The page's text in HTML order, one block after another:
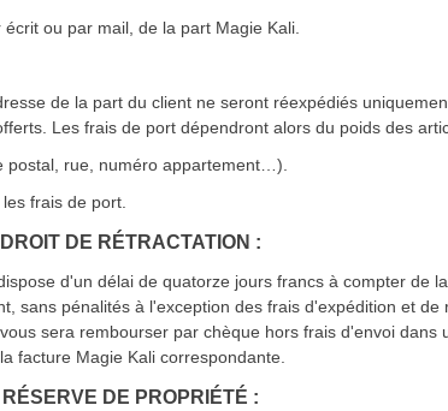
ou par mail, de la part Magie Kali.
de la part du client ne seront réexpédiés
Les frais de port dépendront alors du poids des
postal, rue, numéro appartement…).
frais de port.
DROIT DE RÉTRACTATION :
d'un délai de quatorze jours francs à compter de
sans pénalités à l'exception des frais d'expédition et
sera rembourser par chèque hors frais d'envoi dans
facture Magie Kali correspondante.
RÉSERVE DE PROPRIÉTÉ :